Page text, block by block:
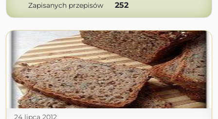
Zapisanych przepisów 252
24 lipca 2012